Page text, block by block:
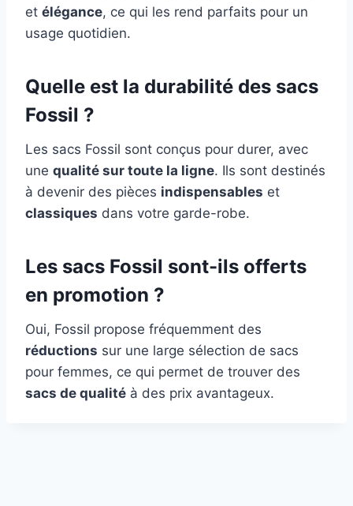
et élégance, ce qui les rend parfaits pour un
usage quotidien.
Quelle est la durabilité des sacs
Fossil ?
Les sacs Fossil sont conçus pour durer, avec
une qualité sur toute la ligne. Ils sont destinés
à devenir des pièces indispensables et
classiques dans votre garde-robe.
Les sacs Fossil sont-ils offerts
en promotion ?
Oui, Fossil propose fréquemment des
réductions sur une large sélection de sacs
pour femmes, ce qui permet de trouver des
sacs de qualité à des prix avantageux.